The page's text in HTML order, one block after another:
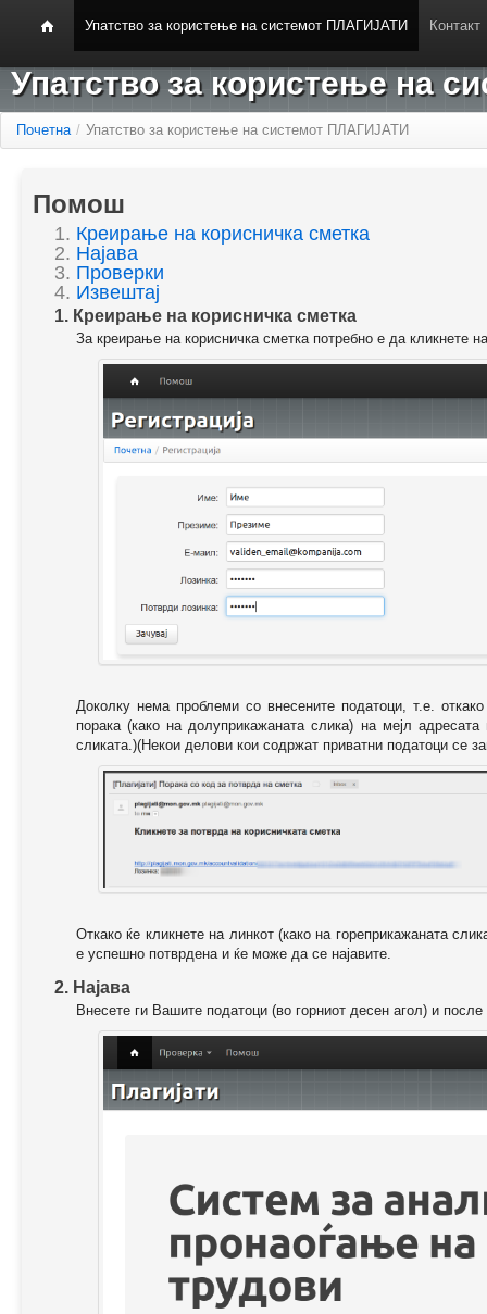
Упатство за користење на системот ПЛАГИЈАТИ Контакт
Упатство за користење на
Почетна / Упатство за користење на системот ПЛАГИЈАТИ
Помош
1. Креирање на корисничка сметка
2. Најава
3. Проверки
4. Извештај
1. Креирање на корисничка сметка
За креирање на корисничка сметка потребно е да кликнете
Доколку нема проблеми со внесените податоци, т.е.
порака (како на долуприкажаната слика) на мејл
сликата.)(Некои делови кои содржат приватни податоци се
Откако ќе кликнете на линкот (како на гореприкажаната
е успешно потврдена и ќе може да се најавите.
2. Најава
Внесете ги Вашите податоци (во горниот десен агол) и